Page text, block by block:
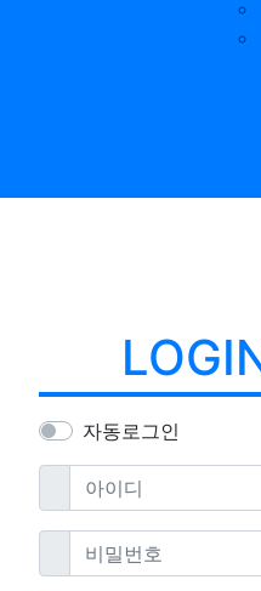
자동로그인
아이디필수
비밀번호필수